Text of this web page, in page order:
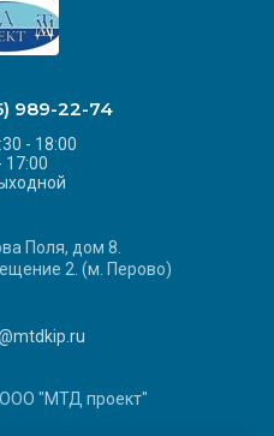
"МТД проект"
989-22-74
- 18:00
17:00
Поля, дом 8.
2. (м. Перово)